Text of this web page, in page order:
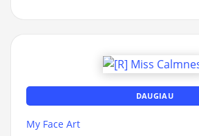
DAUGIAU
My Face Art